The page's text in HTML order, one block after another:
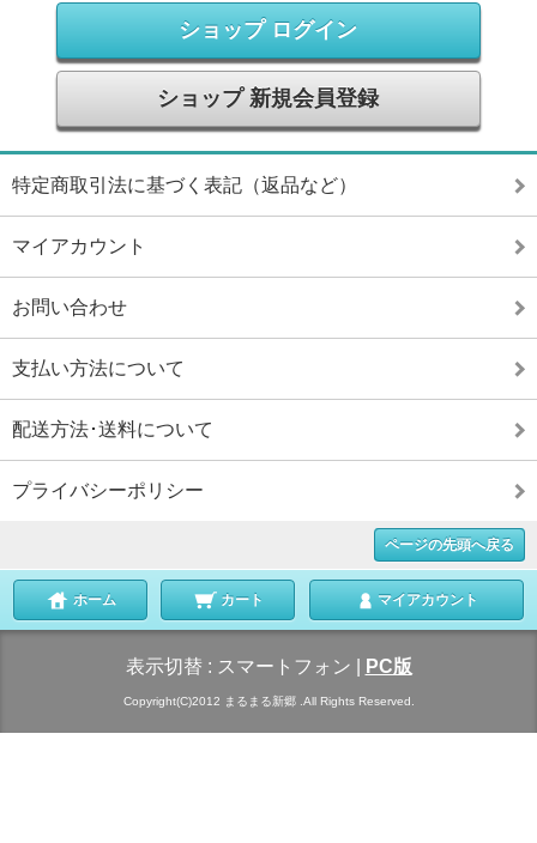
ショップ ログイン
ショップ 新規会員登録
特定商取引法に基づく表記（返品など）
マイアカウント
お問い合わせ
支払い方法について
配送方法･送料について
プライバシーポリシー
ページの先頭へ戻る
ホーム カート マイアカウント
表示切替 : スマートフォン PC版
Copyright(C)2012 まるまる新郷 .All Rights Reserved.